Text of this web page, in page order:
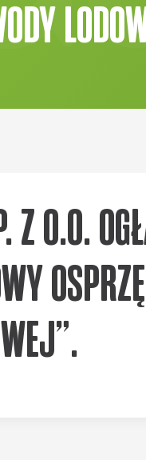
O.O.